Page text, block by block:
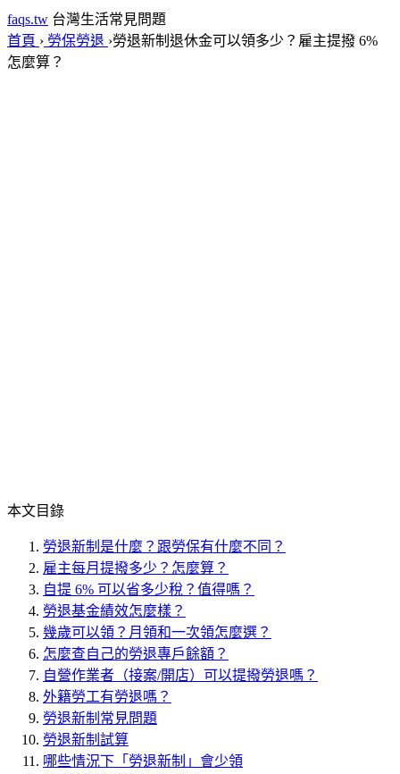
faqs.tw 台灣生活常見問題
首頁 › 勞保勞退 ›勞退新制退休金可以領多少？雇主提撥 6%
怎麼算？
本文目錄
勞退新制是什麼？跟勞保有什麼不同？
雇主每月提撥多少？怎麼算？
自提 6% 可以省多少稅？值得嗎？
勞退基金績效怎麼樣？
幾歲可以領？月領和一次領怎麼選？
怎麼查自己的勞退專戶餘額？
自營作業者（接案/開店）可以提撥勞退嗎？
外籍勞工有勞退嗎？
勞退新制常見問題
勞退新制試算
哪些情況下「勞退新制」會少領